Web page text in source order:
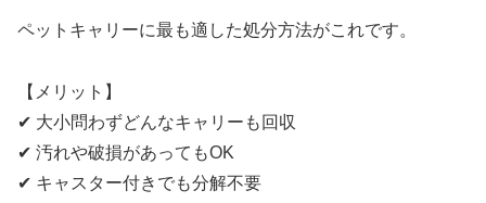
ペットキャリーに最も適した処分方法がこれです。
【メリット】
✔ 大小問わずどんなキャリーも回収
✔ 汚れや破損があってもOK
✔ キャスター付きでも分解不要